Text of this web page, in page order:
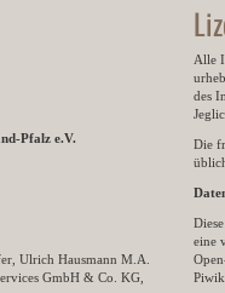
Pfalz e.V.
Ulrich Hausmann M.A.
GmbH & Co. KG,
Alle
des
Die
eine